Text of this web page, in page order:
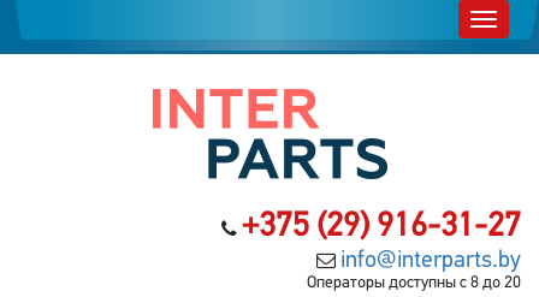
+375 (29) 916-31-27
info@interparts.by
Операторы доступны с 8 до 20